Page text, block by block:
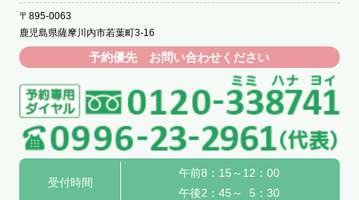
〒895-0063
鹿児島県薩摩川内市若葉町3-16
予約優先 お問い合わせください
受付時間
午前8：15～12：00
午後2：45～ 5：30